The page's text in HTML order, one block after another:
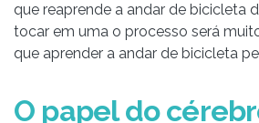
que reaprende a andar de bicicleta
tocar em uma o processo será
que aprender a andar de bicicleta
O papel do